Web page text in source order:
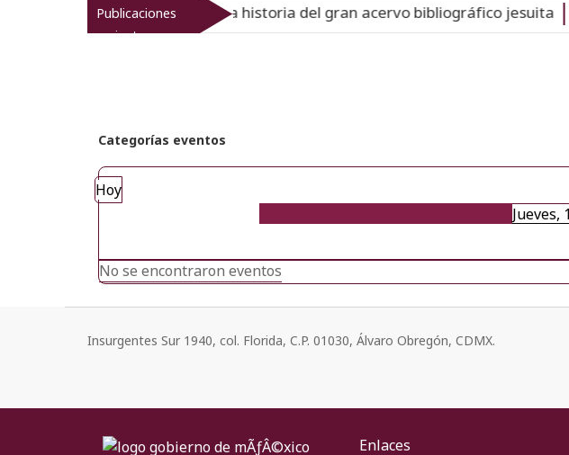
Publicaciones
recientes
del Virreinato muestra la historia del gran acervo bibliográfico jesuita
Categorías eventos
Hoy
Jueves,
No se encontraron eventos
Insurgentes Sur 1940, col. Florida, C.P. 01030, Álvaro Obregón, CDMX.
Enlaces